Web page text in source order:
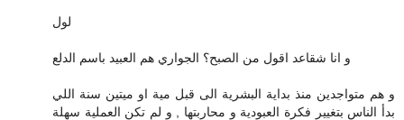
لول
و انا شقاعد اقول من الصبح؟ الجواري هم العبيد باسم الدلع
و هم متواجدين منذ بداية البشرية الى قبل مية او ميتين سنة اللي
بدأ الناس بتغيير فكرة العبودية و محاربتها , و لم تكن العملية سهلة